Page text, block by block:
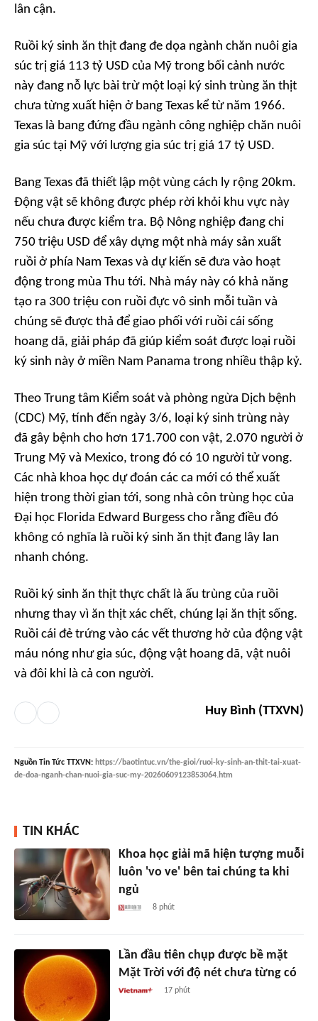
lân cận.
Ruồi ký sinh ăn thịt đang đe dọa ngành chăn nuôi gia
súc trị giá 113 tỷ USD của Mỹ trong bối cảnh nước
này đang nỗ lực bài trừ một loại ký sinh trùng ăn thịt
chưa từng xuất hiện ở bang Texas kể từ năm 1966.
Texas là bang đứng đầu ngành công nghiệp chăn nuôi
gia súc tại Mỹ với lượng gia súc trị giá 17 tỷ USD.
Bang Texas đã thiết lập một vùng cách ly rộng 20km.
Động vật sẽ không được phép rời khỏi khu vực này
nếu chưa được kiểm tra. Bộ Nông nghiệp đang chi
750 triệu USD để xây dựng một nhà máy sản xuất
ruồi ở phía Nam Texas và dự kiến sẽ đưa vào hoạt
động trong mùa Thu tới. Nhà máy này có khả năng
tạo ra 300 triệu con ruồi đực vô sinh mỗi tuần và
chúng sẽ được thả để giao phối với ruồi cái sống
hoang dã, giải pháp đã giúp kiểm soát được loại ruồi
ký sinh này ở miền Nam Panama trong nhiều thập kỷ.
Theo Trung tâm Kiểm soát và phòng ngừa Dịch bệnh
(CDC) Mỹ, tính đến ngày 3/6, loại ký sinh trùng này
đã gây bệnh cho hơn 171.700 con vật, 2.070 người ở
Trung Mỹ và Mexico, trong đó có 10 người tử vong.
Các nhà khoa học dự đoán các ca mới có thể xuất
hiện trong thời gian tới, song nhà côn trùng học của
Đại học Florida Edward Burgess cho rằng điều đó
không có nghĩa là ruồi ký sinh ăn thịt đang lây lan
nhanh chóng.
Ruồi ký sinh ăn thịt thực chất là ấu trùng của ruồi
nhưng thay vì ăn thịt xác chết, chúng lại ăn thịt sống.
Ruồi cái đẻ trứng vào các vết thương hở của động vật
máu nóng như gia súc, động vật hoang dã, vật nuôi
và đôi khi là cả con người.
Huy Bình (TTXVN)
Nguồn Tin Tức TTXVN: https://baotintuc.vn/the-gioi/ruoi-ky-sinh-an-thit-tai-xuat-
de-doa-nganh-chan-nuoi-gia-suc-my-20260609123853064.htm
TIN KHÁC
Khoa học giải mã hiện tượng muỗi
luôn 'vo ve' bên tai chúng ta khi
ngủ
8 phút
Lần đầu tiên chụp được bề mặt
Mặt Trời với độ nét chưa từng có
17 phút